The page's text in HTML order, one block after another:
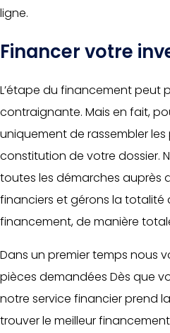
ligne.
Financer votre
L’étape du financement peut
contraignante. Mais en fait,
uniquement de rassembler
constitution de votre dossier.
toutes les démarches auprès
financiers et gérons la totalité
financement, de manière
Dans un premier temps nous
pièces demandées Dès que
notre service financier prend
trouver le meilleur